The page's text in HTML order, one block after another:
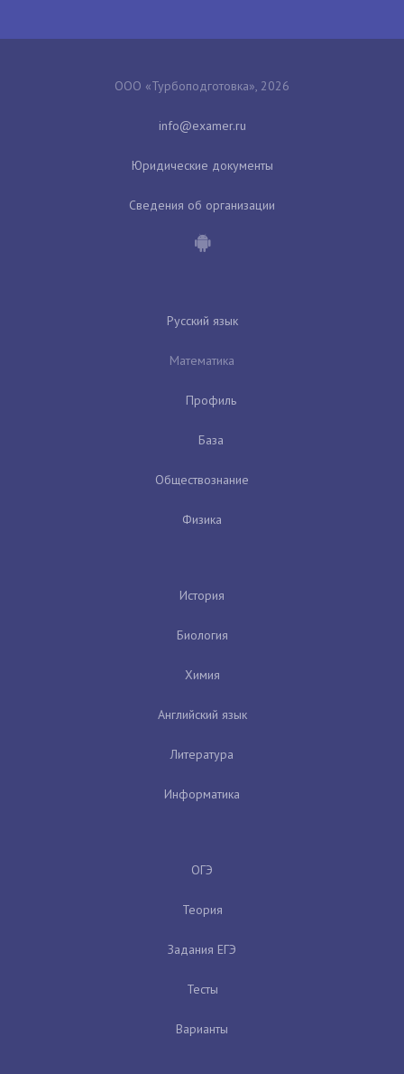
ООО «Турбоподготовка», 2026
Юридические документы
Сведения об организации
Русский язык
Математика
Профиль
База
Обществознание
Физика
История
Биология
Химия
Английский язык
Литература
Информатика
ОГЭ
Теория
Задания ЕГЭ
Тесты
Варианты